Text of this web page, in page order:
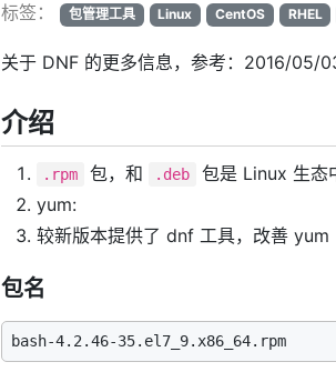
标签：
包管理工具 Linux CentOS RHEL
关于 DNF 的更多信息，参考：2016/05/
介绍
.rpm 包，和 .deb
包是 Linux 生态
yum:
较新版本提供了 dnf 工具，改善 yum
包名